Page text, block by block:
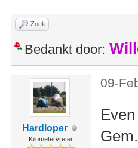
Zoek
Bedankt door:
Hardloper
Kilometervreter
09-